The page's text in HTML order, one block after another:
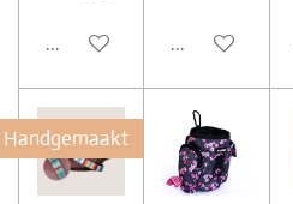
In winkelwagenIn
Handgemaakt